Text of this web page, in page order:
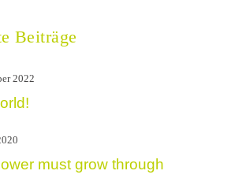
Beiträge
2022
must grow through